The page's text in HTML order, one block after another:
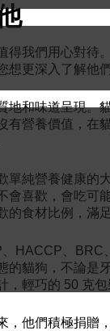
我們用心對
更深入了解他
和味道呈現
營養價值，
純營養健康
喜歡，會吃
食材比例，滿
HACCP、
貓狗，不論
輕巧的 50 克
他們積極捐